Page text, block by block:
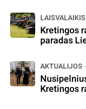
LAISVALAIKIS
Kretingos
paradas
AKTUALIJOS
Kretingos